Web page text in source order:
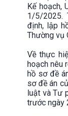
Kế hoạch,
1/5/2025.
định, lập
Thường vụ
Về thực
hoạch nêu
hồ sơ đề
sơ đề án
luật và Tư
trước ngày